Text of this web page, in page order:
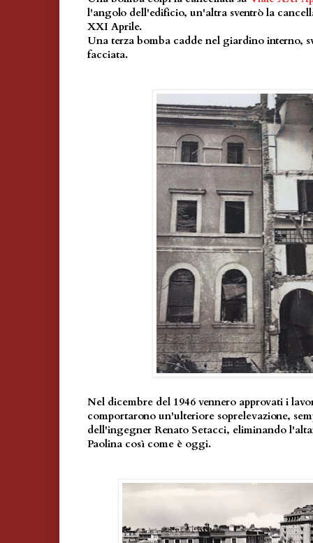
l'angolo dell'edificio, un'altra sventrò la
XXI Aprile.
Una terza bomba cadde nel giardino interno,
facciata.
Nel dicembre del 1946 vennero approvati i
comportarono un'ulteriore soprelevazione,
dell'ingegner Renato Setacci, eliminando
Paolina così come è oggi.